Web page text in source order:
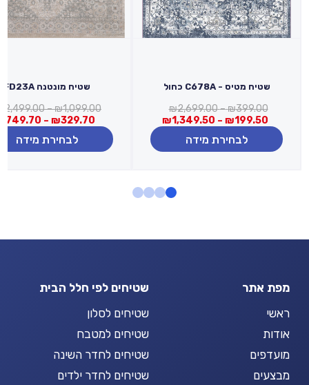
שטיח מטיס - C678A כחול
₪399.00
–
₪2,699.00
טווח
מחירים:
⁦₪2,699.00⁩
₪199.50
–
₪1,349.50
טווח
מחירים:
עד
לבחירת מידה
שטיח מונטנה FD23A
₪1,099.00
–
2,499.00
₪329.70
–
749.70
לבחירת מידה
מפת אתר
ראשי
אודות
מועדפים
מבצעים
שטיחים לפי חלל הבית
שטיחים לסלון
שטיחים למטבח
שטיחים לחדר השינה
שטיחים לחדר ילדים